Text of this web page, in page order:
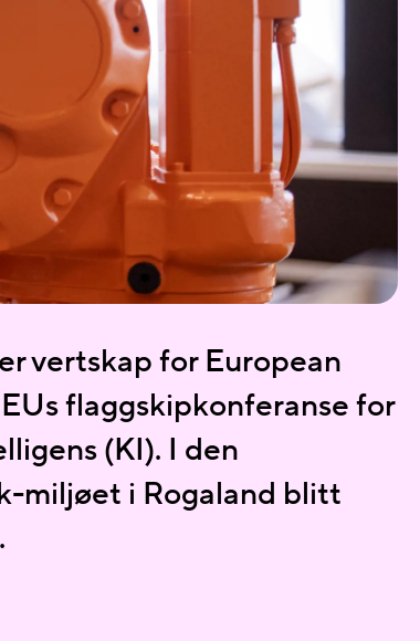
vertskap for European
flaggskipkonferanse for
(KI). I den
miljøet i Rogaland blitt